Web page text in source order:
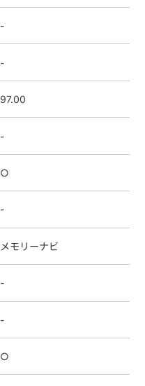
-
-
97.00
-
○
-
メモリーナビ
-
-
○